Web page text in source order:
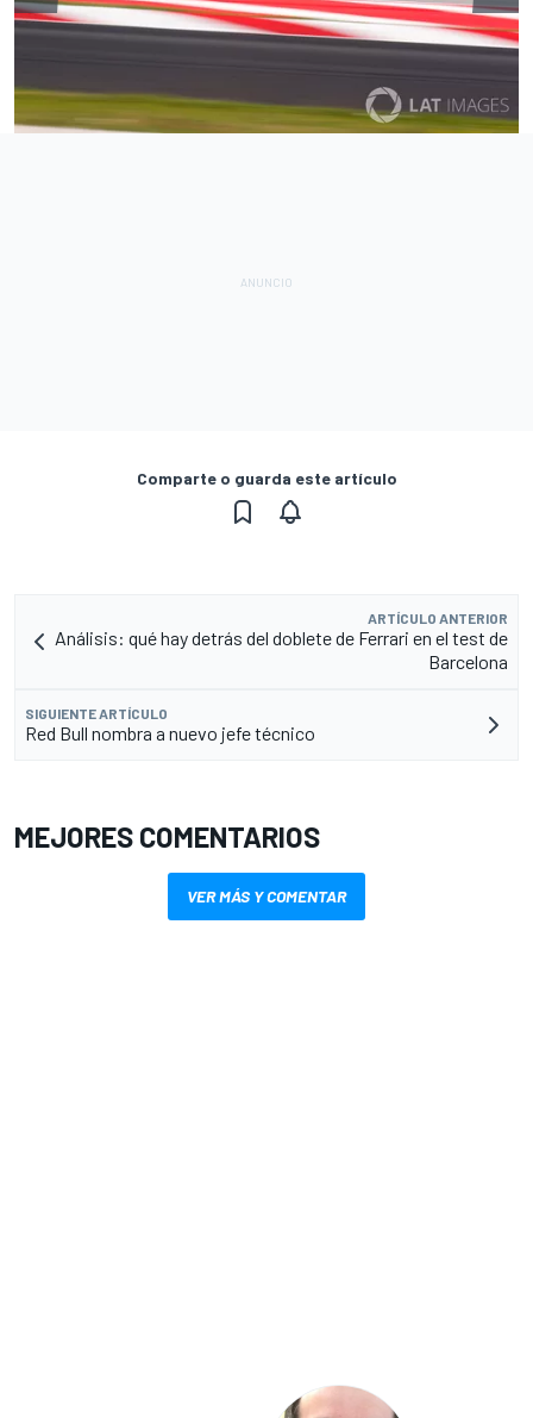
Comparte o guarda este artículo
ARTÍCULO ANTERIOR
Análisis: qué hay detrás del doblete de Ferrari en el test de
Barcelona
SIGUIENTE ARTÍCULO
Red Bull nombra a nuevo jefe técnico
MEJORES COMENTARIOS
VER MÁS Y COMENTAR